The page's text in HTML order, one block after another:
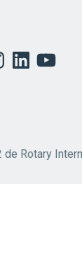
LinkedInYouTube
Rotary